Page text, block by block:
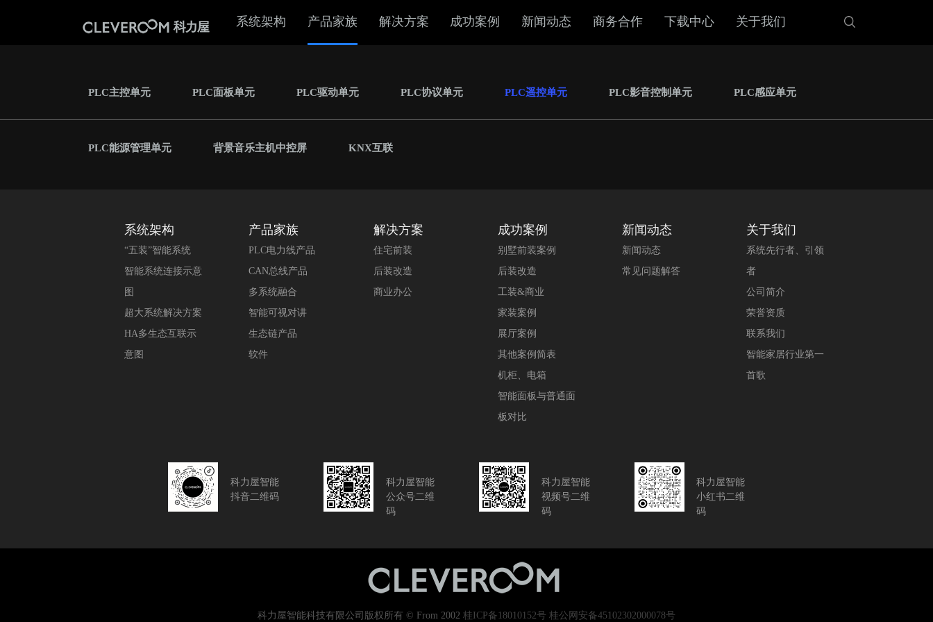
系统架构 产品家族 解决方案 成功案例 新闻动态 商务合作 下载中心 关于我们
PLC主控单元 PLC面板单元 PLC驱动单元 PLC协议单元 PLC遥控单元 PLC影音控制单元 PLC感应单元
PLC能源管理单元 背景音乐主机中控屏 KNX互联
系统架构
“五装”智能系统
智能系统连接示意
图
超大系统解决方案
HA多生态互联示
意图
产品家族
PLC电力线产品
CAN总线产品
多系统融合
智能可视对讲
生态链产品
软件
解决方案
住宅前装
后装改造
商业办公
成功案例
别墅前装案例
后装改造
工装&商业
家装案例
展厅案例
其他案例简表
机柜、电箱
智能面板与普通面
板对比
新闻动态
新闻动态
常见问题解答
关于我们
系统先行者、引领
者
公司简介
荣誉资质
联系我们
智能家居行业第一
首歌
科力屋智能
抖音二维码
科力屋智能
公众号二维
码
科力屋智能
视频号二维
码
科力屋智能
小红书二维
码
科力屋智能科技有限公司版权所有 © From 2002 桂ICP备18010152号 桂公网安备45102302000078号